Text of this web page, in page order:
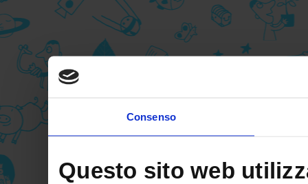
Consenso
Questo sito web